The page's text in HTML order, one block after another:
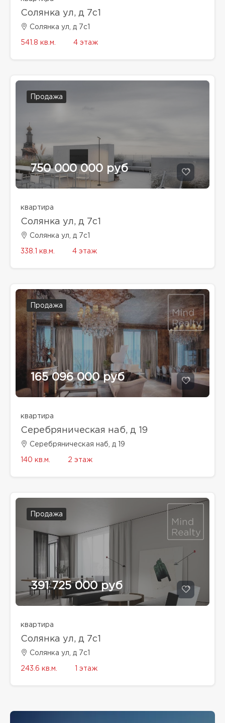
Солянка ул, д 7с1
Солянка ул, д 7с1
541.8 кв.м. 4 этаж
Продажа
750 000 000 руб
квартира
Солянка ул, д 7с1
Солянка ул, д 7с1
338.1 кв.м. 4 этаж
Продажа
165 096 000 руб
квартира
Серебряническая наб, д 19
Серебряническая наб, д 19
140 кв.м. 2 этаж
Продажа
391 725 000 руб
квартира
Солянка ул, д 7с1
Солянка ул, д 7с1
243.6 кв.м. 1 этаж